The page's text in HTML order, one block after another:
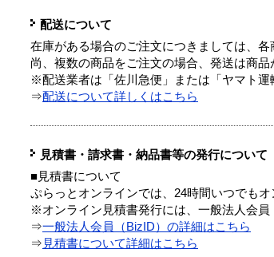
配送について
在庫がある場合のご注文につきましては、
尚、複数の商品をご注文の場合、発送は商
※配送業者は「佐川急便」または「ヤマト運
⇒配送について詳しくはこちら
見積書・請求書・納品書等の発行について
■見積書について
ぷらっとオンラインでは、24時間いつでも
※オンライン見積書発行には、一般法人会員
⇒一般法人会員（BizID）の詳細はこちら
⇒ 見積書について詳細はこちら